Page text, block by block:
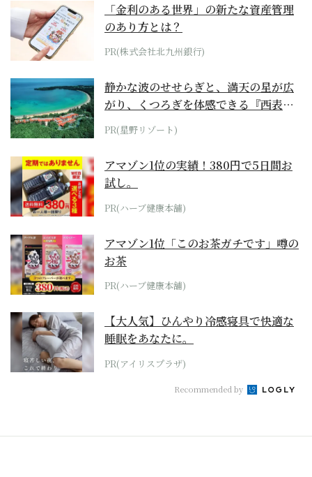
「金利のある世界」の新たな資産管理
のあり方とは？
PR(株式会社北九州銀行)
静かな波のせせらぎと、満天の星が広
がり、くつろぎを体感できる『西表島
ホテル by...
PR(星野リゾート)
アマゾン1位の実績！380円で5日間お
試し。
PR(ハーブ健康本舗)
アマゾン1位「このお茶ガチです」噂の
お茶
PR(ハーブ健康本舗)
【大人気】ひんやり冷感寝具で快適な
睡眠をあなたに。
PR(アイリスプラザ)
Recommended by